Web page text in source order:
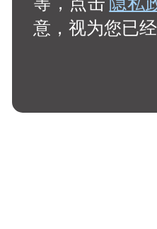
意，视为您已